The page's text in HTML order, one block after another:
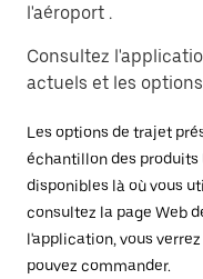
l'aéroport .
Consultez
actuels et les
Les options de trajet
échantillon des produits
disponibles là où vous
consultez la page Web
l'application, vous
pouvez commander.